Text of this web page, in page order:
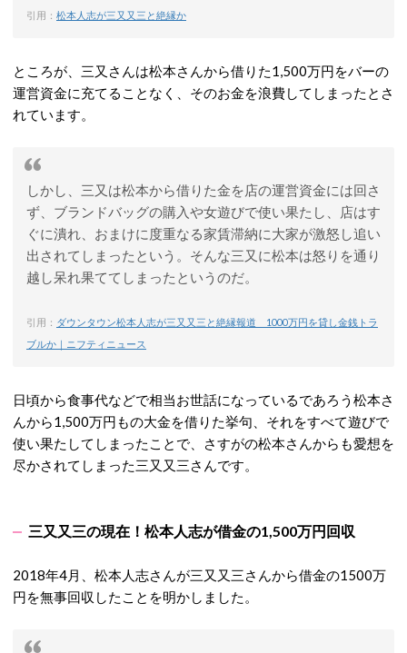
引用： 松本人志が三又又三と絶縁か
ところが、三又さんは松本さんから借りた1,500万円をバーの
運営資金に充てることなく、そのお金を浪費してしまったとさ
れています。
しかし、三又は松本から借りた金を店の運営資金には回さ
ず、ブランドバッグの購入や女遊びで使い果たし、店はす
ぐに潰れ、おまけに度重なる家賃滞納に大家が激怒し追い
出されてしまったという。そんな三又に松本は怒りを通り
越し呆れ果ててしまったというのだ。
引用： ダウンタウン松本人志が三又又三と絶縁報道 1000万円を貸し金銭トラ
ブルか｜ニフティニュース
日頃から食事代などで相当お世話になっているであろう松本さ
んから1,500万円もの大金を借りた挙句、それをすべて遊びで
使い果たしてしまったことで、さすがの松本さんからも愛想を
尽かされてしまった三又又三さんです。
三又又三の現在！松本人志が借金の1,500万円回収
2018年4月、松本人志さんが三又又三さんから借金の1500万
円を無事回収したことを明かしました。